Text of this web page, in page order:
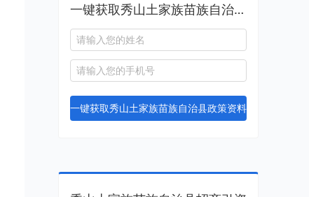
一键获取秀山土家族苗族自治县政策资料
一键获取秀山土家族苗族自治县政策资料